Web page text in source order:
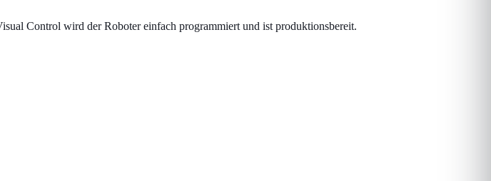
Control wird der Roboter einfach programmiert und ist produktionsbereit.